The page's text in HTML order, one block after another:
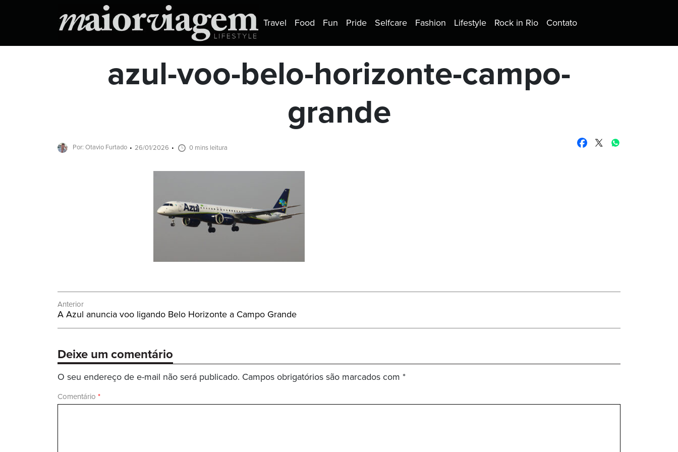
Travel Food Fun Pride Selfcare Fashion Lifestyle Rock in Rio Contato
azul-voo-belo-horizonte-campo-
grande
Por: Otavio Furtado 26/01/2026 0 mins leitura
Navegação
de
Anterior
Post
Anterior:
A Azul anuncia voo ligando Belo Horizonte a Campo Grande
Deixe um comentário
O seu endereço de e-mail não será publicado. Campos obrigatórios são marcados com *
Comentário *